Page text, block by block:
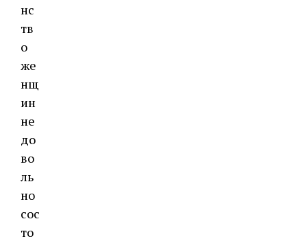
нс
тв
о
же
нщ
ин
не
до
во
ль
но
сос
то